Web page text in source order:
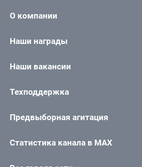
О компании
Наши награды
Наши вакансии
Техподдержка
Предвыборная агитация
Статистика канала в MAX